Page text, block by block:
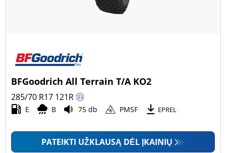
BFGoodrich All Terrain T/A KO2
285/70 R17 121R
E B 75 db PMSF EPREL
PATEIKTI UŽKLAUSĄ DĖL ĮKAINIŲ